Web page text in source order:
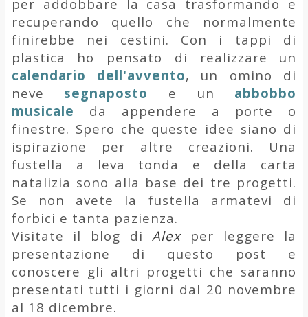
per addobbare la casa trasformando e
recuperando quello che normalmente
finirebbe nei cestini. Con i tappi di
plastica ho pensato di realizzare un
calendario dell'avvento, un omino di
neve segnaposto e un abbobbo
musicale da appendere a porte o
finestre. Spero che queste idee siano di
ispirazione per altre creazioni. Una
fustella a leva tonda e della carta
natalizia sono alla base dei tre progetti.
Se non avete la fustella armatevi di
forbici e tanta pazienza.
Visitate il blog diAlexper leggere la
presentazione di questo post e
conoscere gli altri progetti che saranno
presentati tutti i giorni dal 20 novembre
al 18 dicembre.